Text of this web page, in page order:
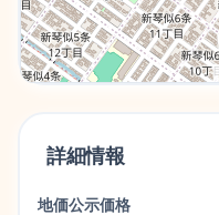
詳細情報
地価公示価格